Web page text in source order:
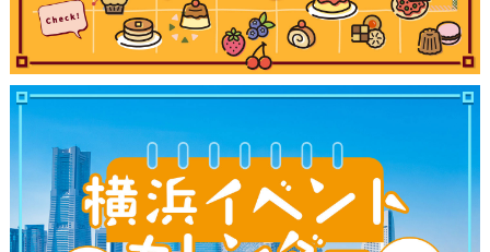
観光ガイド
ランキング
ブログ記事